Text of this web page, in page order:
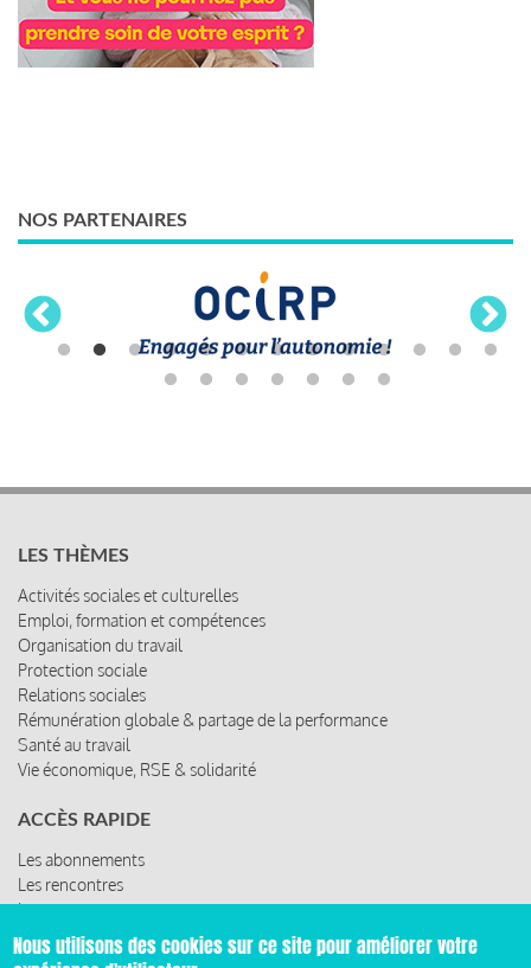
NOS PARTENAIRES
LES THÈMES
Activités sociales et culturelles
Emploi, formation et compétences
Organisation du travail
Protection sociale
Relations sociales
Rémunération globale & partage de la performance
Santé au travail
Vie économique, RSE & solidarité
ACCÈS RAPIDE
Les abonnements
Les rencontres
Les ressources
Nous utilisons des cookies sur ce site pour améliorer votre